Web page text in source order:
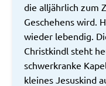
die alljährlich zum
Geschehens wird.
wieder lebendig.
Christkindl steht
schwerkranke
kleines Jesuskind